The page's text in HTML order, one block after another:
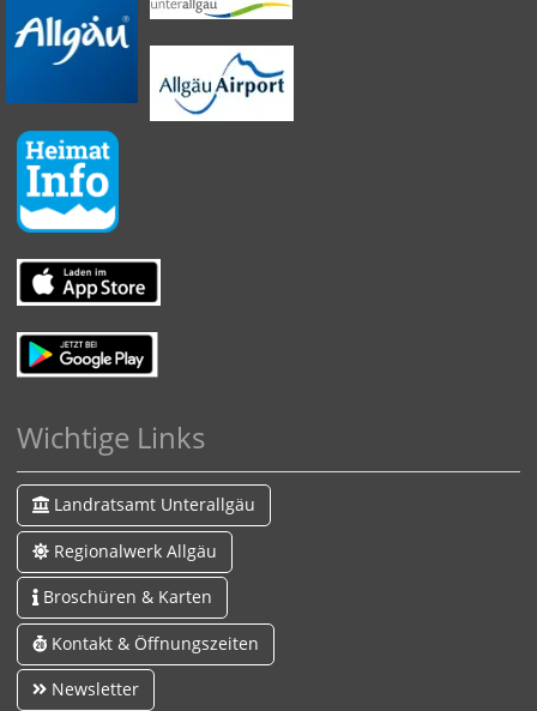
Wichtige Links
Landratsamt Unterallgäu
Regionalwerk Allgäu
Broschüren & Karten
Kontakt & Öffnungszeiten
Newsletter